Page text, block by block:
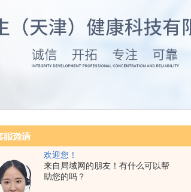
欢迎您！
来自局域网的朋友！有什么可以帮
助您的吗？
您现在的位置： 首页>产品展示